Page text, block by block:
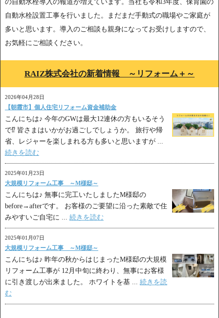
の自動水栓導入の報道が増えています。当社も令和3年度、保育園の
自動水栓設置工事を行いました。まだまだ手動式の職場やご家庭が
多いと思います。導入のご相談も親身になってお受けしますので、
お気軽にご相談ください。
RAIZ株式会社の新着情報 ～リフォーム＋～
2026年04月28日
【朝霞市】個人住宅リフォーム資金補助金
こんにちは♪ 今年のGWは最大12連休の方もいるそう
で⁉ 皆さまはいかがお過ごしでしょうか。 旅行や帰
省、レジャーを楽しまれる方も多いと思いますが ...
続きを読む
2025年01月23日
大規模リフォーム工事 ～M様邸～
こんにちは♪ 無事に完工いたしましたM様邸の
before→afterです。 お客様のご要望に沿った素敵で住
みやすいご自宅に ... 続きを読む
2025年01月07日
大規模リフォーム工事 ～M様邸～
こんにちは♪ 昨年の秋からはじまったM様邸の大規模
リフォーム工事が 12月中旬に終わり、無事にお客様
に引き渡しが出来ました。 ホワイトを基 ... 続きを読
む